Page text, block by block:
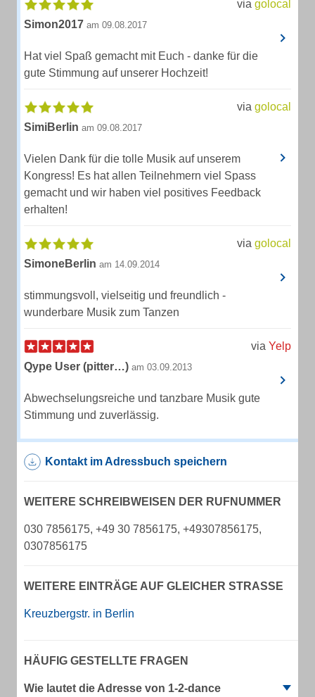
via golocal
Simon2017 am 09.08.2017
Hat viel Spaß gemacht mit Euch - danke für die
gute Stimmung auf unserer Hochzeit!
via golocal
SimiBerlin am 09.08.2017
Vielen Dank für die tolle Musik auf unserem
Kongress! Es hat allen Teilnehmern viel Spass
gemacht und wir haben viel positives Feedback
erhalten!
via golocal
SimoneBerlin am 14.09.2014
stimmungsvoll, vielseitig und freundlich -
wunderbare Musik zum Tanzen
via Yelp
Qype User (pitter…) am 03.09.2013
Abwechselungsreiche und tanzbare Musik gute
Stimmung und zuverlässig.
Kontakt im Adressbuch speichern
WEITERE SCHREIBWEISEN DER RUFNUMMER
030 7856175, +49 30 7856175, +49307856175,
0307856175
WEITERE EINTRÄGE AUF GLEICHER STRASSE
Kreuzbergstr. in Berlin
HÄUFIG GESTELLTE FRAGEN
Wie lautet die Adresse von 1-2-dance